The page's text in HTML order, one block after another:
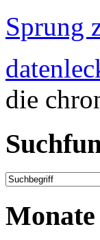
Sprung
die
Monate